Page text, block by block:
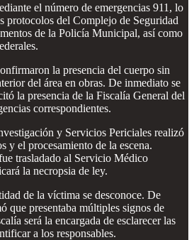
el número de emergencias 911, lo
protocolos del Complejo de Seguridad
de la Policía Municipal, así como
la presencia del cuerpo sin
del área en obras. De inmediato se
la presencia de la Fiscalía General del
correspondientes.
y Servicios Periciales realizó
y el procesamiento de la escena.
trasladado al Servicio Médico
la necropsia de ley.
de la víctima se desconoce. De
que presentaba múltiples signos de
será la encargada de esclarecer las
a los responsables.